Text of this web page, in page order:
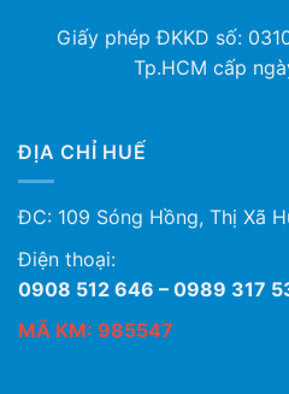
Giấy phép ĐKKD số:
Tp.HCM cấp
ĐỊA CHỈ HUẾ
ĐC: 109 Sóng Hồng, Thị Xã
Điện thoại:
0908 512 646 – 0989 317
MÃ KM: 985547